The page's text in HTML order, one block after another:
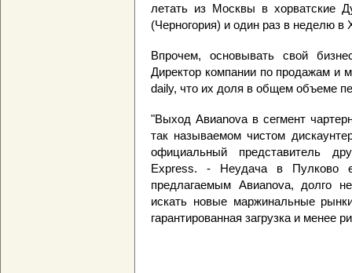
летать из Москвы в хорватские
(Черногория) и один раз в неделю в
Впрочем, основывать свой
Директор компании по продажам
daily, что их доля в общем объеме
"Выход Авиаnova в сегмент
так называемом чистом
официальный представитель
Express. - Неудача в Пулково
предлагаемым Авиаnova, долго
искать новые маржинальные
гарантированная загрузка и менее